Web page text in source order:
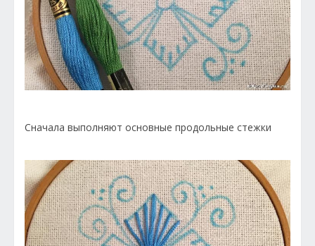
Сначала выполняют основные продольные стежки